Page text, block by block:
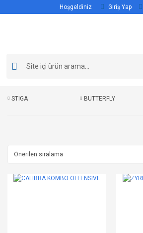
Hoşgeldiniz Giriş Yap
STIGA BUTTERFLY